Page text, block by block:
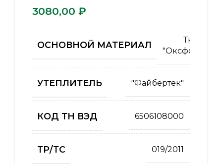
₽
ОСНОВНОЙ МАТЕРИАЛ
Ткань
"Оксфорд"
УТЕПЛИТЕЛЬ "Файбертек"
КОД ТН ВЭД 6506108000
ТР/ТС 019/2011